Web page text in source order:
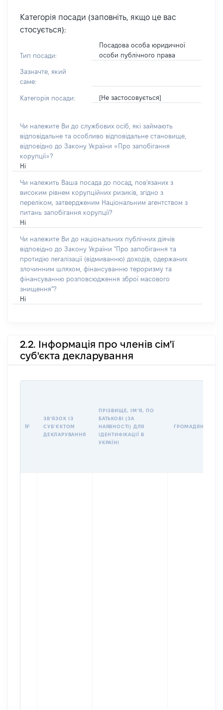
Категорія посади (заповніть, якщо це вас
стосується):
Тип посади:
Посадова особа юридичної
особи публічного права
Зазначте, який
саме:
Категорія посади: [Не застосовується]
Чи належите Ви до службових осіб, які займають
відповідальне та особливо відповідальне становище,
відповідно до Закону України «Про запобігання
корупції»?
Ні
Чи належить Ваша посада до посад, пов'язаних з
високим рівнем корупційних ризиків, згідно з
переліком, затвердженим Національним агентством з
питань запобігання корупції?
Ні
Чи належите Ви до національних публічних діячів
відповідно до Закону України "Про запобігання та
протидію легалізації (відмиванню) доходів, одержаних
злочинним шляхом, фінансуванню тероризму та
фінансуванню розповсюдження зброї масового
знищення"?
Ні
2.2. Інформація про членів сім'ї
суб'єкта декларування
№
ЗВʼЯЗОК ІЗ
СУБʼЄКТОМ
ДЕКЛАРУВАННЯ
ПРІЗВИЩЕ, ІМʼЯ, ПО
БАТЬКОВІ (ЗА
НАЯВНОСТІ) ДЛЯ
ІДЕНТИФІКАЦІЇ В
УКРАЇНІ
ГРОМАДЯНСТВО